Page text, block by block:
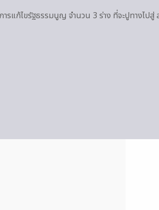
แก้ไขรัฐธรรมนูญ จำนวน 3 ร่าง ที่จะปูทางไปสู่ ส